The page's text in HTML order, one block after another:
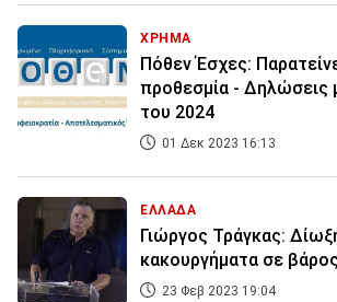
ΧΡΗΜΑ
Πόθεν Έσχες:
προθεσμία - Δηλώσεις
του 2024
01 Δεκ 2023 16:13
ΕΛΛΑΔΑ
Γιώργος Τράγκας:
κακουργήματα σε
23 Φεβ 2023 19:04